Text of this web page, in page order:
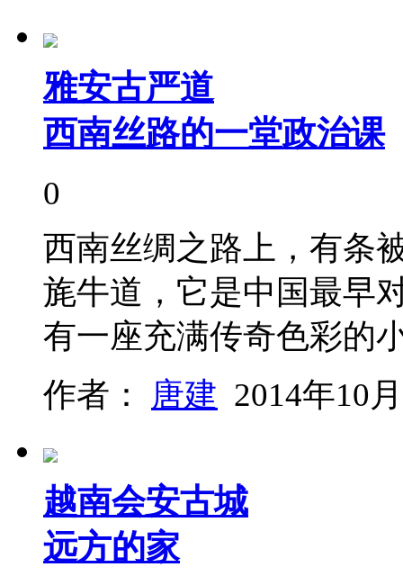
雅安古严道
西南丝路的一堂政治课
0
西南丝绸之路上，有条
旄牛道，它是中国最早
有一座充满传奇色彩
作者： 唐建 2014年10
越南会安古城
远方的家